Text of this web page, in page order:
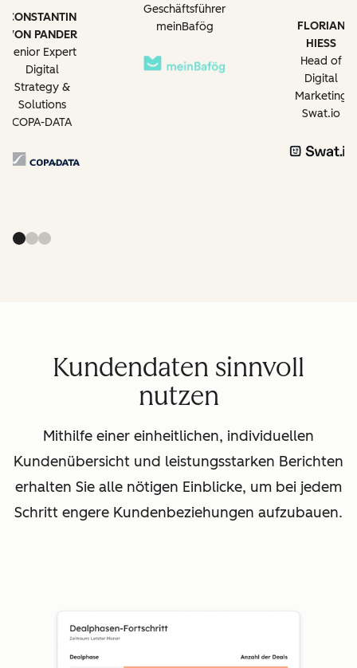
CONSTANTIN
VON PANDER
Senior Expert
Digital
Strategy &
Solutions
COPA-DATA
Geschäftsführer
meinBafög
FLORIAN
HIESS
Head of
Digital
Marketing
Swat.io
Kundendaten sinnvoll
nutzen
Mithilfe einer einheitlichen, individuellen
Kundenübersicht und leistungsstarken Berichten
erhalten Sie alle nötigen Einblicke, um bei jedem
Schritt engere Kundenbeziehungen aufzubauen.